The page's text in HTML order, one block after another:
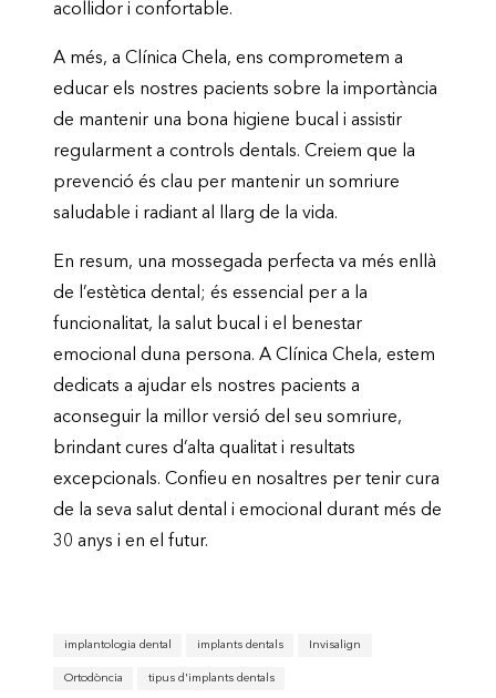
acollidor i confortable.
A més, a Clínica Chela, ens comprometem a
educar els nostres pacients sobre la importància
de mantenir una bona higiene bucal i assistir
regularment a controls dentals. Creiem que la
prevenció és clau per mantenir un somriure
saludable i radiant al llarg de la vida.
En resum, una mossegada perfecta va més enllà
de l’estètica dental; és essencial per a la
funcionalitat, la salut bucal i el benestar
emocional duna persona. A Clínica Chela, estem
dedicats a ajudar els nostres pacients a
aconseguir la millor versió del seu somriure,
brindant cures d’alta qualitat i resultats
excepcionals. Confieu en nosaltres per tenir cura
de la seva salut dental i emocional durant més de
30 anys i en el futur.
implantologia dental implants dentals Invisalign
Ortodòncia tipus d'implants dentals